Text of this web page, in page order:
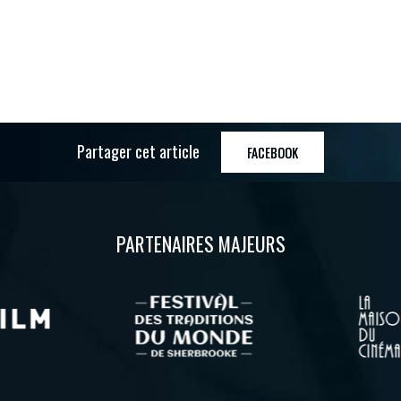
Partager cet article FACEBOOK
PARTENAIRES MAJEURS